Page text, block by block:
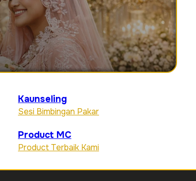
Kaunseling
Sesi Bimbingan Pakar
Product MC
Product Terbaik Kami